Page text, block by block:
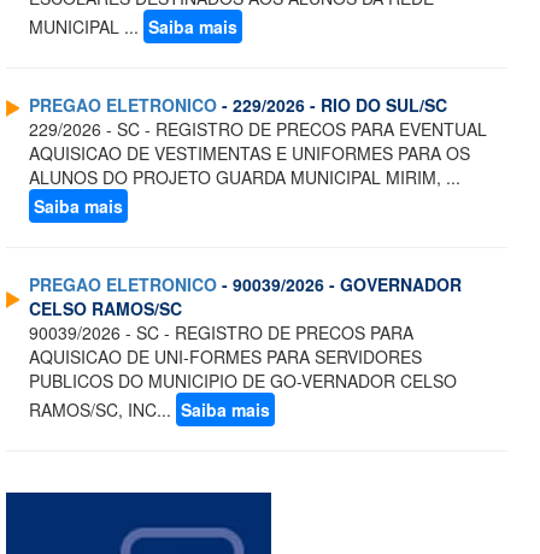
MUNICIPAL ... Saiba mais
PREGAO ELETRONICO - 229/2026 - RIO DO SUL/SC
229/2026 - SC - REGISTRO DE PRECOS PARA EVENTUAL
AQUISICAO DE VESTIMENTAS E UNIFORMES PARA OS
ALUNOS DO PROJETO GUARDA MUNICIPAL MIRIM, ...
Saiba mais
PREGAO ELETRONICO - 90039/2026 - GOVERNADOR
CELSO RAMOS/SC
90039/2026 - SC - REGISTRO DE PRECOS PARA
AQUISICAO DE UNI-FORMES PARA SERVIDORES
PUBLICOS DO MUNICIPIO DE GO-VERNADOR CELSO
RAMOS/SC, INC... Saiba mais